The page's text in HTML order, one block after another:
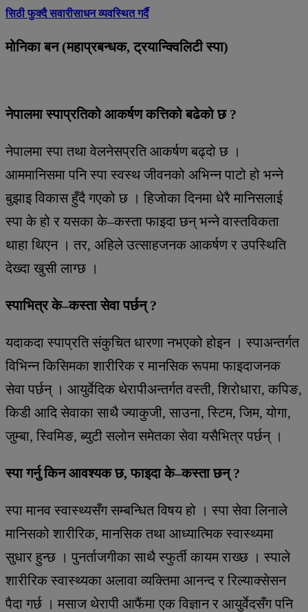
सिठी फुक्दै सवारीसाधन व्यवस्थित गर्दै
मोनिका बन (महाप्रबन्धक, ट्रयान्क्विलिटी स्पा)
नेपालमा स्पाप्रतिको आकर्षण कत्तिको बढेको छ ?
नेपालमा स्पा तथा वेलनेसप्रति आकर्षण बढ्दो छ ।
आममानिसमा पनि स्पा स्वस्थ जीवनको अभिन्न पाटो हो भन्ने
बुझाइ विकास हुँदै गएको छ । हिजोका दिनमा धेरै मानिसलाई
स्पा के हो र यसका के–कस्ता फाइदा छन् भन्ने वास्तविकता
थाहा थिएन । तर, अहिले उत्साहजनक आकर्षण र उपस्थिति
देख्दा खुसी लाग्छ ।
स्पाभित्र के–कस्ता सेवा पर्छन् ?
यदाकदा स्पाप्रति संकुचित धारणा नभएको होइन । स्पाअन्तर्गत
विभिन्न किसिमका शारीरिक र मानसिक रूपमा फाइदाजनक
सेवा पर्छन् । आयुर्वेदिक थेरापीअन्तर्गत वस्ती, शिरोधारा, कपिङ,
किडी आदि सेवाका साथै ज्याकुजी, साउना, स्टिम, जिम, योगा,
जुम्बा, स्विमिङ, ब्युटी सलोन समेतका सेवा यसैभित्र पर्छन् ।
स्पा गर्नु किन आवश्यक छ, फाइदा के–कस्ता छन् ?
स्पा मानव स्वास्थ्यसँग सम्बन्धित विषय हो । स्पा सेवा लिनाले
मानिसको शारीरिक, मानसिक तथा आध्यात्मिक स्वास्थ्यमा
सुधार हुन्छ । पुनर्ताजगीका साथै स्फुर्ती कायम राख्छ । स्पाले
शारीरिक स्वास्थ्यका अलावा व्यक्तिमा आनन्द र रिल्याक्सेसन
पैदा गर्छ । मसाज थेरापी आफैंमा एक विज्ञान र आयुर्वेदसँग पनि